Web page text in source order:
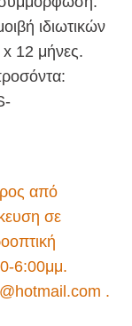
ιδιωτικών
12 μήνες.
από
σε
6:00μμ.
.